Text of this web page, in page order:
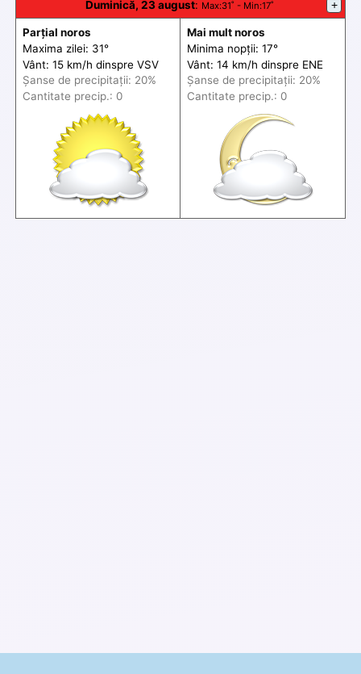
Duminică, 23 august: Max:31˚ - Min:17˚ +
Parțial noros
Maxima zilei: 31°
Vânt: 15 km/h dinspre VSV
Șanse de precipitații: 20%
Cantitate precip.: 0
Mai mult noros
Minima nopții: 17°
Vânt: 14 km/h dinspre ENE
Șanse de precipitații: 20%
Cantitate precip.: 0